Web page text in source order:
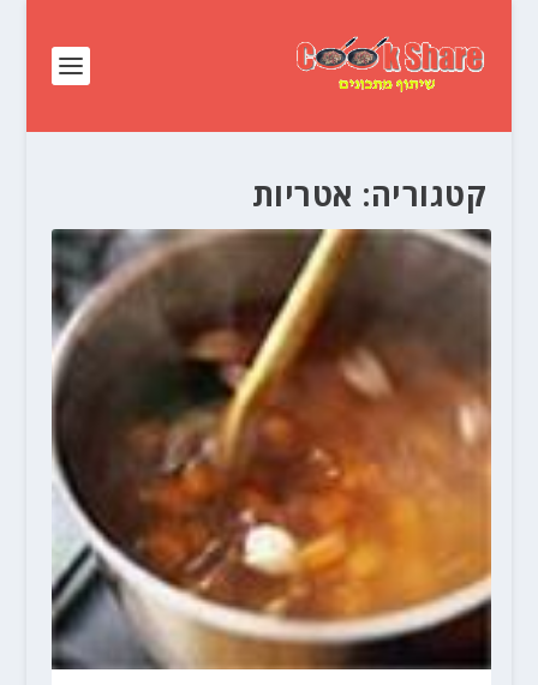
קטגוריה: אטריות